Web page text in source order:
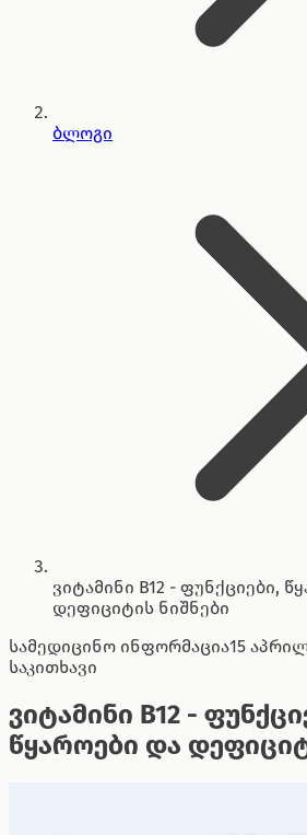
ბლოგი
ვიტამინი B12 - ფუნქციები,
დეფიციტის ნიშნები
სამედიცინო ინფორმაცია15
საკითხავი
ვიტამინი B12 -
წყაროები და